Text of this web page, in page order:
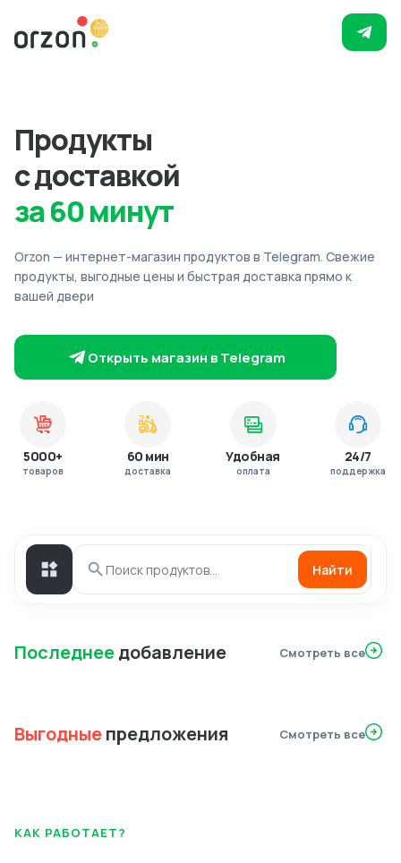
Продукты
с доставкой
за 60 минут
Orzon — интернет-магазин продуктов в Telegram. Свежие
продукты, выгодные цены и быстрая доставка прямо к
вашей двери
Открыть магазин в Telegram
5000+
товаров
60 мин
доставка
Удобная
оплата
24/7
поддержка
Найти
Последнеедобавление Смотреть все
Выгодныепредложения Смотреть все
КАК РАБОТАЕТ?